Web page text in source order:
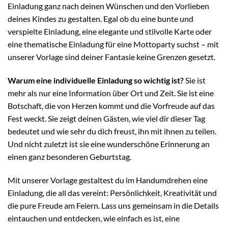
Einladung ganz nach deinen Wünschen und den Vorlieben
deines Kindes zu gestalten. Egal ob du eine bunte und
verspielte Einladung, eine elegante und stilvolle Karte oder
eine thematische Einladung für eine Mottoparty suchst – mit
unserer Vorlage sind deiner Fantasie keine Grenzen gesetzt.
Warum eine individuelle Einladung so wichtig ist?Sie ist
mehr als nur eine Information über Ort und Zeit. Sie ist eine
Botschaft, die von Herzen kommt und die Vorfreude auf das
Fest weckt. Sie zeigt deinen Gästen, wie viel dir dieser Tag
bedeutet und wie sehr du dich freust, ihn mit ihnen zu teilen.
Und nicht zuletzt ist sie eine wunderschöne Erinnerung an
einen ganz besonderen Geburtstag.
Mit unserer Vorlage gestaltest du im Handumdrehen eine
Einladung, die all das vereint: Persönlichkeit, Kreativität und
die pure Freude am Feiern. Lass uns gemeinsam in die Details
eintauchen und entdecken, wie einfach es ist, eine